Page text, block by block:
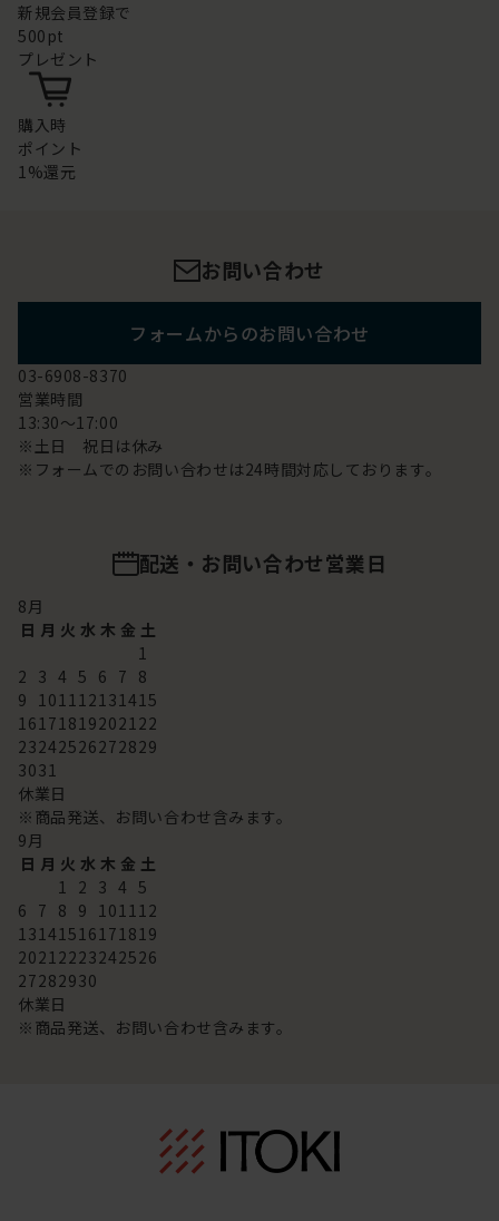
新規会員登録で
500pt
プレゼント
購入時
ポイント
1%還元
お問い合わせ
フォームからのお問い合わせ
03-6908-8370
営業時間
13:30～17:00
※土日 祝日は休み
※フォームでのお問い合わせは24時間対応しております。
配送・お問い合わせ営業日
8月
日 月 火 水 木 金 土
1
2 3 4 5 6 7 8
9 101112131415
16171819202122
23242526272829
3031
休業日
※商品発送、お問い合わせ含みます。
9月
日 月 火 水 木 金 土
1 2 3 4 5
6 7 8 9 101112
13141516171819
20212223242526
27282930
休業日
※商品発送、お問い合わせ含みます。